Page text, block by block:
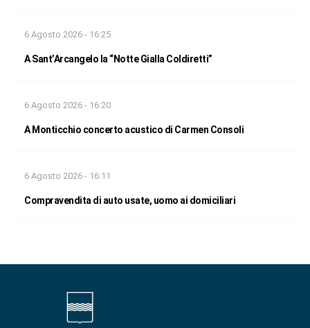
6 Agosto 2026 - 16:25
A Sant’Arcangelo la “Notte Gialla Coldiretti”
6 Agosto 2026 - 16:20
A Monticchio concerto acustico di Carmen Consoli
6 Agosto 2026 - 16:11
Compravendita di auto usate, uomo ai domiciliari